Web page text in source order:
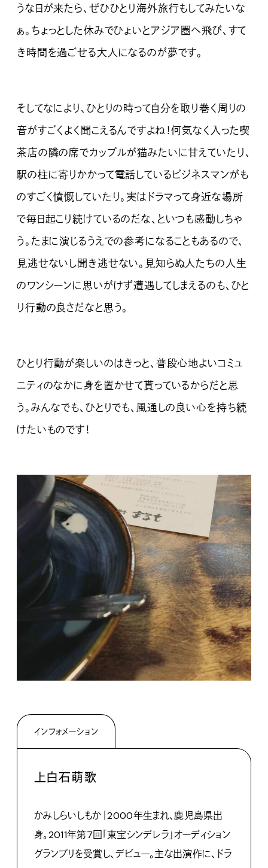
うな日が来たら、ぜひひとり海外旅行もしてみたいな
ぁ。ちょっとした休みでひょいとアジア圏へ飛び、すて
き時間を過ごせる大人になるのが夢です。
そしてなにより、ひとりの時って自分を取り巻く周りの
音がすごくよく聞こえるんですよね！何気なく入った喫
茶店の隣の席でカップルが猫みたいに甘えていたり、
駅の柱に寄りかかって電話しているビジネスマンがも
のすごく憤慨していたり。実はドラマって身近な場所
で毎日起こり続けているのだな、といつも感動しちゃ
う。たまに演じるうえでの参考になることもあるので、
見逃せないし聞き逃せない。見知らぬ人たちの人生
のワンシーンに思いがけず遭遇してしまえるのも、ひと
り行動の良さだなと思う。
ひとり行動が楽しいのはきっと、普段心地よいコミュ
ニティのなかに身を置かせて貰っているからだと思
う。みんなでも、ひとりでも、風通しの良い心を持ち続
けたいものです！
インフォメーション
上白石萌歌
かみしらいしもか｜2000年生まれ、鹿児島県出
身。2011年第7回「東宝シンデレラ」オーディション
グランプリを受賞し、デビュー。主な出演作に、ドラ